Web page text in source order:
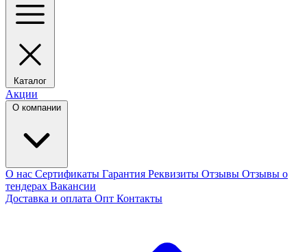
Каталог
Акции
О компании
О нас Сертификаты Гарантия Реквизиты Отзывы Отзывы о
тендерах Вакансии
Доставка и оплата Опт Контакты